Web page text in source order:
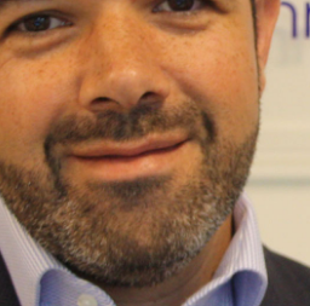
23/07/2026